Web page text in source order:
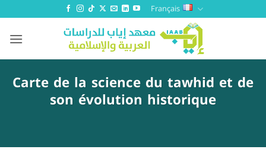
au
contenu
Français
Carte de la science du tawhid et de
son évolution historique